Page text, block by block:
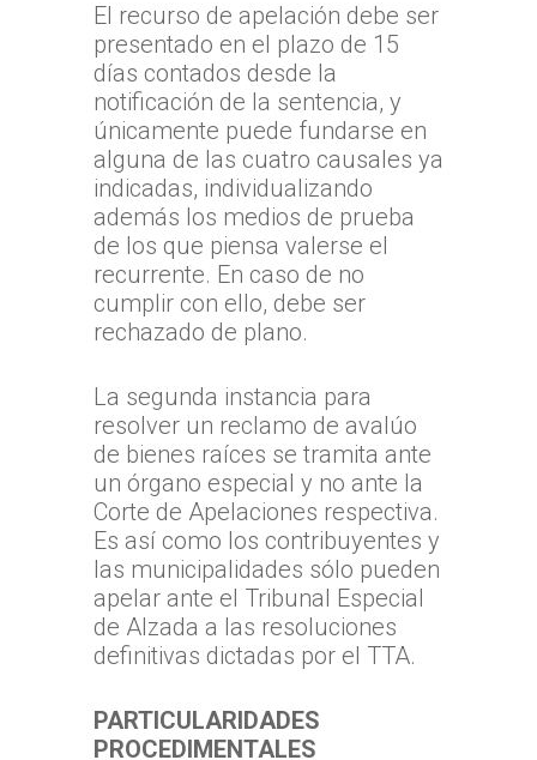
El recurso de apelación debe ser
presentado en el plazo de 15
días contados desde la
notificación de la sentencia, y
únicamente puede fundarse en
alguna de las cuatro causales ya
indicadas, individualizando
además los medios de prueba
de los que piensa valerse el
recurrente. En caso de no
cumplir con ello, debe ser
rechazado de plano.
La segunda instancia para
resolver un reclamo de avalúo
de bienes raíces se tramita ante
un órgano especial y no ante la
Corte de Apelaciones respectiva.
Es así como los contribuyentes y
las municipalidades sólo pueden
apelar ante el Tribunal Especial
de Alzada a las resoluciones
definitivas dictadas por el TTA.
PARTICULARIDADES
PROCEDIMENTALES
Inicio
TTA
Qué es TTA
Qué y cómo
Tribunales por